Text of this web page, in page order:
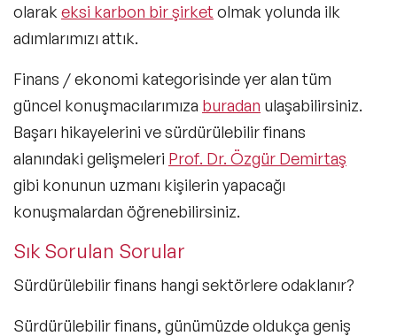
olarak eksi karbon bir şirket olmak yolunda ilk
adımlarımızı attık.
Finans / ekonomi kategorisinde yer alan tüm
güncel konuşmacılarımıza buradan ulaşabilirsiniz.
Başarı hikayelerini ve sürdürülebilir finans
alanındaki gelişmeleri Prof. Dr. Özgür Demirtaş
gibi konunun uzmanı kişilerin yapacağı
konuşmalardan öğrenebilirsiniz.
Sık Sorulan Sorular
Sürdürülebilir finans hangi sektörlere odaklanır?
Sürdürülebilir finans, günümüzde oldukça geniş